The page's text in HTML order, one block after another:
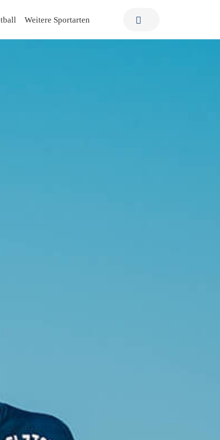
Weitere Sportarten